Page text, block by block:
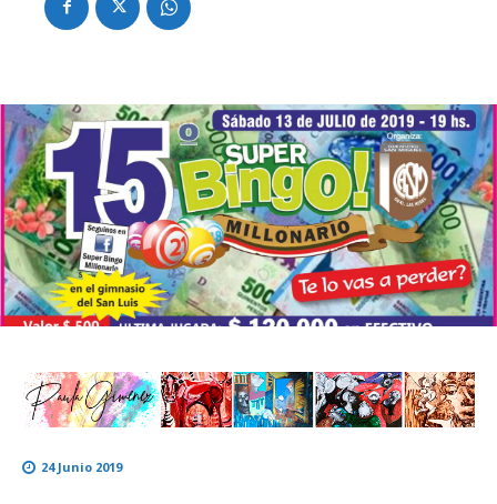
24 Junio 2019